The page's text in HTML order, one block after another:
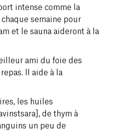
intense comme la
semaine pour
et le sauna aideront à la
ami du foie des
Il aide à la
les huiles
de thym à
un peu de